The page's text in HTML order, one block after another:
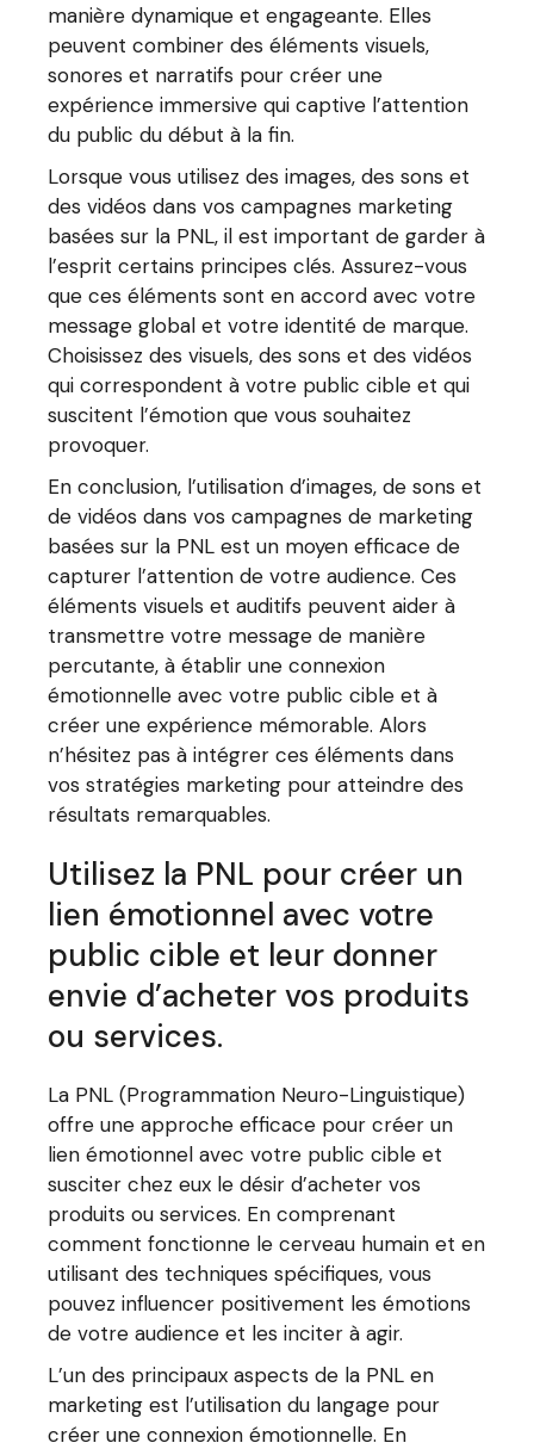
manière dynamique et engageante. Elles
peuvent combiner des éléments visuels,
sonores et narratifs pour créer une
expérience immersive qui captive l’attention
du public du début à la fin.
Lorsque vous utilisez des images, des sons et
des vidéos dans vos campagnes marketing
basées sur la PNL, il est important de garder à
l’esprit certains principes clés. Assurez-vous
que ces éléments sont en accord avec votre
message global et votre identité de marque.
Choisissez des visuels, des sons et des vidéos
qui correspondent à votre public cible et qui
suscitent l’émotion que vous souhaitez
provoquer.
En conclusion, l’utilisation d’images, de sons et
de vidéos dans vos campagnes de marketing
basées sur la PNL est un moyen efficace de
capturer l’attention de votre audience. Ces
éléments visuels et auditifs peuvent aider à
transmettre votre message de manière
percutante, à établir une connexion
émotionnelle avec votre public cible et à
créer une expérience mémorable. Alors
n’hésitez pas à intégrer ces éléments dans
vos stratégies marketing pour atteindre des
résultats remarquables.
Utilisez la PNL pour créer un
lien émotionnel avec votre
public cible et leur donner
envie d’acheter vos produits
ou services.
La PNL (Programmation Neuro-Linguistique)
offre une approche efficace pour créer un
lien émotionnel avec votre public cible et
susciter chez eux le désir d’acheter vos
produits ou services. En comprenant
comment fonctionne le cerveau humain et en
utilisant des techniques spécifiques, vous
pouvez influencer positivement les émotions
de votre audience et les inciter à agir.
L’un des principaux aspects de la PNL en
marketing est l’utilisation du langage pour
créer une connexion émotionnelle. En